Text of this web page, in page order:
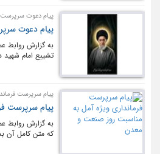
پیام دعوت سرپرست
پیام دعوت
به گزارش روابط
تشییع امام
پیام سرپرست
پیام سرپرست
به گزارش روابط
که متن کامل آن